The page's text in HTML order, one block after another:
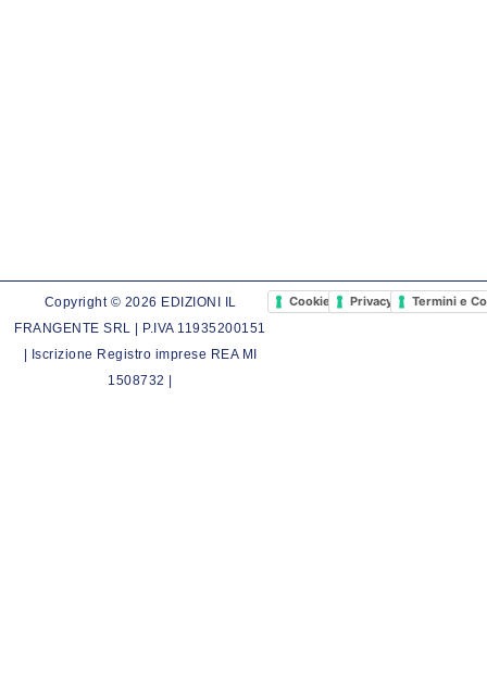
Copyright © 2026 EDIZIONI IL
FRANGENTE SRL | P.IVA 11935200151
| Iscrizione Registro imprese REA MI
1508732 |
Cookie PolicyPrivacy PolicyTermini e